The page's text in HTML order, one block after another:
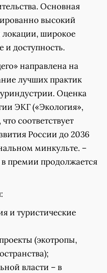
Основная
высокий
локации, широкое
и доступность.
направлена на
лучших практик
Оценка
ЭКГ («Экология»,
соответствует
России до 2036
минкульте. –
премии продолжается
и туристические
(экотропы,
власти – в